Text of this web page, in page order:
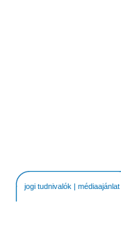
jogi tudnivalók | médiaajánlat